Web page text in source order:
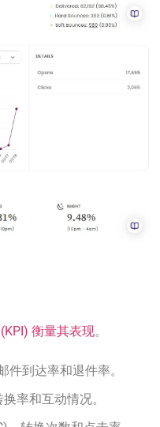
衡量其表现。
到达率和退件率。
率和互动情况。